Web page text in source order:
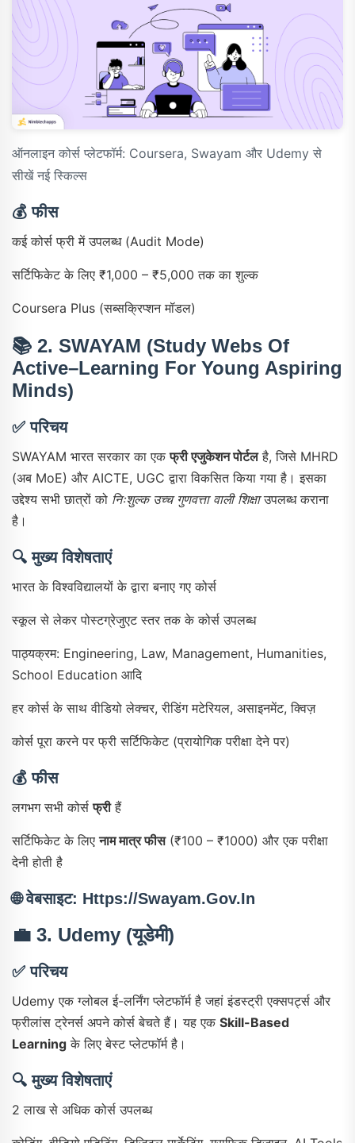
ऑनलाइन कोर्स प्लेटफॉर्म: Coursera, Swayam और Udemy से
सीखें नई स्किल्स
💰फीस
कई कोर्स फ्री में उपलब्ध (Audit Mode)
सर्टिफिकेट के लिए ₹1,000 – ₹5,000 तक का शुल्क
Coursera Plus (सब्सक्रिप्शन मॉडल)
📚 2. SWAYAM (Study Webs Of
Active–Learning For Young Aspiring
Minds)
✅परिचय
SWAYAM भारत सरकार का एकफ्री एजुकेशन पोर्टलहै, जिसे MHRD
(अब MoE) और AICTE, UGC द्वारा विकसित किया गया है। इसका
उद्देश्य सभी छात्रों को निःशुल्क उच्च गुणवत्ता वाली शिक्षाउपलब्ध कराना
है।
🔍मुख्य विशेषताएं
भारत के विश्वविद्यालयों के द्वारा बनाए गए कोर्स
स्कूल से लेकर पोस्टग्रेजुएट स्तर तक के कोर्स उपलब्ध
पाठ्यक्रम: Engineering, Law, Management, Humanities,
School Education आदि
हर कोर्स के साथ वीडियो लेक्चर, रीडिंग मटेरियल, असाइनमेंट, क्विज़
कोर्स पूरा करने पर फ्री सर्टिफिकेट (प्रायोगिक परीक्षा देने पर)
💰फीस
लगभग सभी कोर्सफ्रीहैं
सर्टिफिकेट के लिएनाम मात्र फीस(₹100 – ₹1000) और एक परीक्षा
देनी होती है
🌐 वेबसाइट: Https://swayam.gov.in
💼 3. Udemy (यूडेमी)
✅परिचय
Udemy एक ग्लोबल ई-लर्निंग प्लेटफॉर्म है जहां इंडस्ट्री एक्सपर्ट्स और
फ्रीलांस ट्रेनर्स अपने कोर्स बेचते हैं। यह एक Skill-Based
Learning के लिए बेस्ट प्लेटफॉर्म है।
🔍मुख्य विशेषताएं
2 लाख से अधिक कोर्स उपलब्ध